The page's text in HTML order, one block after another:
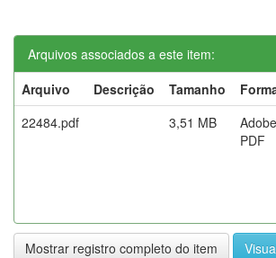
Arquivos associados a este item:
Arquivo
Descrição Tamanho
22484.pdf
3,51 MB
Adobe
PDF
Mostrar registro completo do item